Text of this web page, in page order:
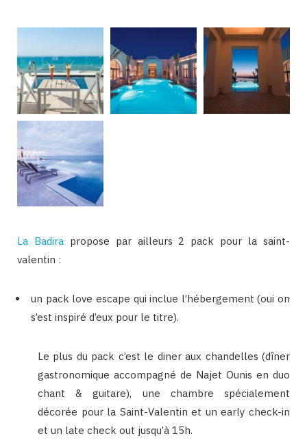
La Badirapropose par ailleurs 2 pack pour la saint-
valentin :
un pack love escape qui inclue l’hébergement (oui on
s’est inspiré d’eux pour le titre).
Le plus du pack c’est le diner aux chandelles (dîner
gastronomique accompagné de Najet Ounis en duo
chant & guitare), une chambre spécialement
décorée pour la Saint-Valentin et un early check-in
et un late check out jusqu’à 15h.